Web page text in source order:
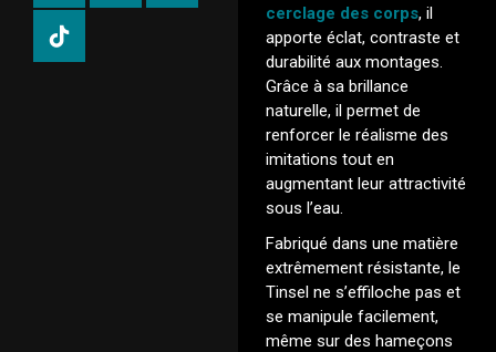
cerclage des corps, il
apporte éclat, contraste et
durabilité aux montages.
Grâce à sa brillance
naturelle, il permet de
renforcer le réalisme des
imitations tout en
augmentant leur attractivité
sous l’eau.
Fabriqué dans une matière
extrêmement résistante, le
Tinsel ne s’effiloche pas et
se manipule facilement,
même sur des hameçons